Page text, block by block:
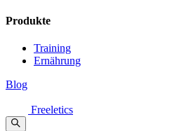
Produkte
Training
Ernährung
Blog
Freeletics